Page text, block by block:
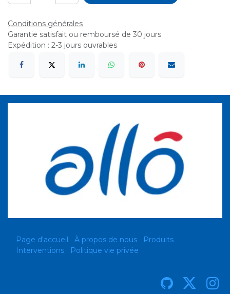
Conditions générales
Garantie satisfait ou remboursé de 30 jours
Expédition : 2-3 jours ouvrables
Page d'accueil À propos de nous
Produits
Interventions
Politique vie privée